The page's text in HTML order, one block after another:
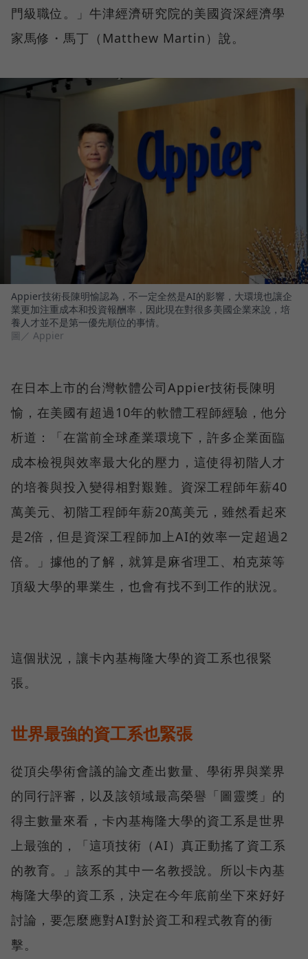
門級職位。」牛津經濟研究院的美國資深經濟學
家馬修・馬丁（Matthew Martin）說。
Appier技術長陳明愉認為，不一定全然是AI的影響，大環境也讓企
業更加注重成本和投資報酬率，因此現在對很多美國企業來說，培
養人才並不是第一優先順位的事情。
圖／ Appier
在日本上市的台灣軟體公司Appier技術長陳明
愉，在美國有超過10年的軟體工程師經驗，他分
析道：「在當前全球產業環境下，許多企業面臨
成本檢視與效率最大化的壓力，這使得初階人才
的培養與投入變得相對艱難。資深工程師年薪40
萬美元、初階工程師年薪20萬美元，雖然看起來
是2倍，但是資深工程師加上AI的效率一定超過2
倍。」據他的了解，就算是麻省理工、柏克萊等
頂級大學的畢業生，也會有找不到工作的狀況。
這個狀況，讓卡內基梅隆大學的資工系也很緊
張。
世界最強的資工系也緊張
從頂尖學術會議的論文產出數量、學術界與業界
的同行評審，以及該領域最高榮譽「圖靈獎」的
得主數量來看，卡內基梅隆大學的資工系是世界
上最強的，「這項技術（AI）真正動搖了資工系
的教育。」該系的其中一名教授說。所以卡內基
梅隆大學的資工系，決定在今年底前坐下來好好
討論，要怎麼應對AI對於資工和程式教育的衝
擊。